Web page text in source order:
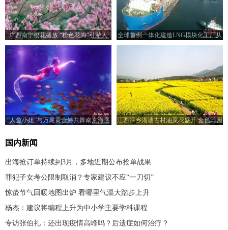
广西南宁樱花盛放 “粉色花海”引游人
全球首例一体化建造LNG模块化工厂从
青岛启运加拿大
“人鱼小姐”与万尾黄金鲹共舞南京海底
江西萍乡湖塘古村油菜花盛开 金色田园
国内新闻
出海抢订单持续到3月，多地近期公布抢单战果
罪犯子女考公限制取消？专家建议不应“一刀切”
惊蛰节气回暖地图出炉 看哪里气温大踏步上升
杨杰：建议将编程上升为中小学主要学科课程
专访张伯礼：还出现疫情高峰吗？后遗症如何治疗？